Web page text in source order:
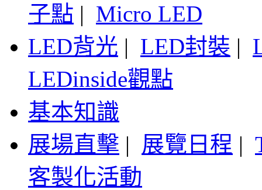
子點 | Micro LED
LED背光 | LED封裝 |
LEDinside觀點
基本知識
展場直擊 | 展覽日程 |
客製化活動